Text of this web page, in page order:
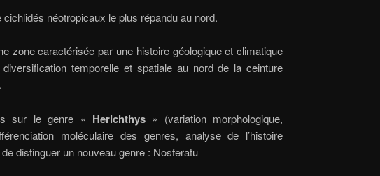
cichlidés néotropicaux le plus répandu au nord.
zone caractérisée par une histoire géologique et climatique
temporelle et spatiale au nord de la ceinture
sur le genre « Herichthys» (variation morphologique,
moléculaire des genres, analyse de l’histoire
distinguer un nouveau genre : Nosferatu